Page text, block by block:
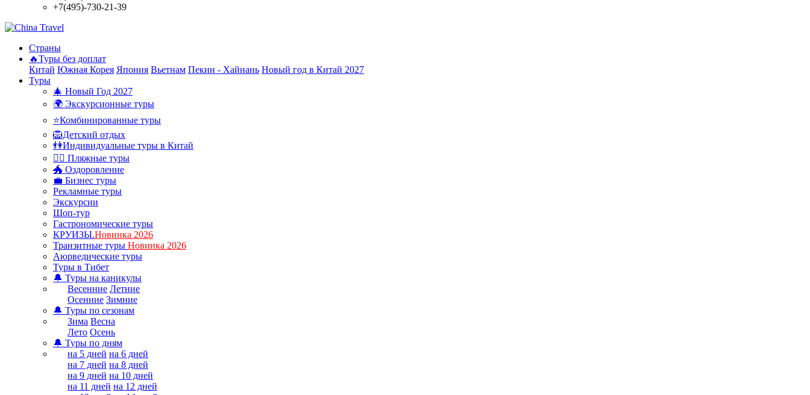
+7(495)-730-21-39
Страны
🔥Туры без доплат
Китай Южная Корея Япония Вьетнам Пекин - Хайнань Новый год в Китай 2027
Туры
🎄 Новый Год 2027
🌍 Экскурсионные туры
⭐Комбинированные туры
🦁Детский отдых
👫Индивидуальные туры в Китай
🏊‍♂ Пляжные туры
🐲 Оздоровление
💼 Бизнес туры
Рекламные туры
Экскурсии
Шоп-тур
Гастрономические туры
КРУИЗЫ.Новинка 2026
Транзитные туры Новинка 2026
Аюрведические туры
Туры в Тибет
🔔 Туры на каникулы
Весенние Летние
Осенние Зимние
🔔 Туры по сезонам
Зима Весна
Лето Осень
🔔 Туры по дням
на 5 дней на 6 дней
на 7 дней на 8 дней
на 9 дней на 10 дней
на 11 дней на 12 дней